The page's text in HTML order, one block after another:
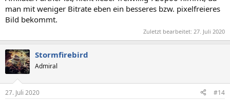
man mit weniger Bitrate eben ein besseres bzw. pixelfreieres
Bild bekommt.
Zuletzt bearbeitet: 27. Juli 2020
Stormfirebird
Admiral
27. Juli 2020 #14